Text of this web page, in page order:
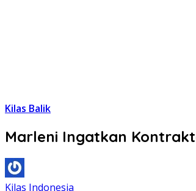
Kilas Balik
Marleni Ingatkan
Kilas Indonesia